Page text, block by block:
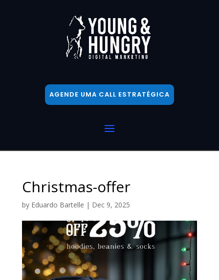
AGENDE UMA CALL ESTRATÉGICA
Christmas-offer
by Eduardo Bartelle | Dec 9, 2025